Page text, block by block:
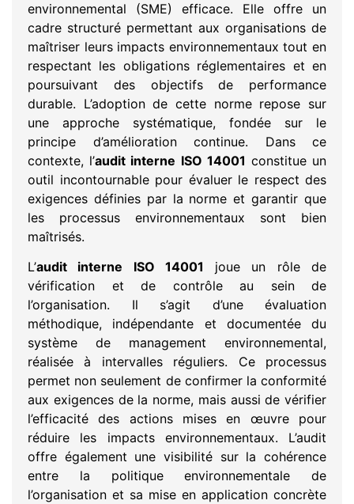
environnemental (SME) efficace. Elle offre un
cadre structuré permettant aux organisations de
maîtriser leurs impacts environnementaux tout en
respectant les obligations réglementaires et en
poursuivant des objectifs de performance
durable. L’adoption de cette norme repose sur
une approche systématique, fondée sur le
principe d’amélioration continue. Dans ce
contexte, l’audit interne ISO 14001 constitue un
outil incontournable pour évaluer le respect des
exigences définies par la norme et garantir que
les processus environnementaux sont bien
maîtrisés.
L’audit interne ISO 14001 joue un rôle de
vérification et de contrôle au sein de
l’organisation. Il s’agit d’une évaluation
méthodique, indépendante et documentée du
système de management environnemental,
réalisée à intervalles réguliers. Ce processus
permet non seulement de confirmer la conformité
aux exigences de la norme, mais aussi de vérifier
l’efficacité des actions mises en œuvre pour
réduire les impacts environnementaux. L’audit
offre également une visibilité sur la cohérence
entre la politique environnementale de
l’organisation et sa mise en application concrète